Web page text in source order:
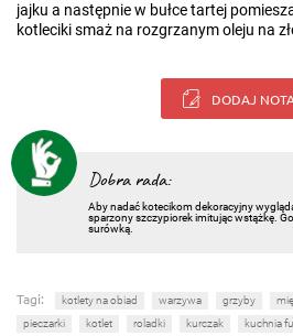
jajku a następnie w bułce tartej
kotleciki smaż na rozgrzanym oleju na
DODAJ
Dobra rada:
Aby nadać kotecikom dekoracyjny
sparzony szczypiorek imitując wstążkę.
surówką.
Tagi: kotlety na obiad warzywa grzyby
pieczarki
kotlet roladki kurczak kuchnia